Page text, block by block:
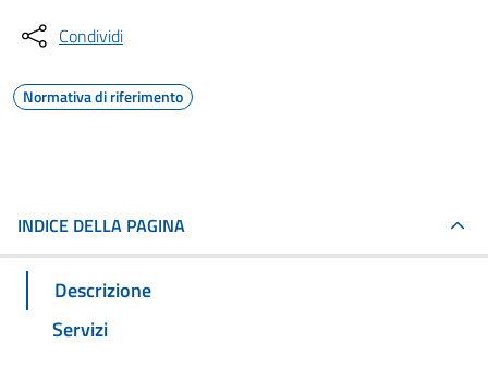
Condividi
Normativa di riferimento
INDICE DELLA PAGINA
Descrizione
Servizi